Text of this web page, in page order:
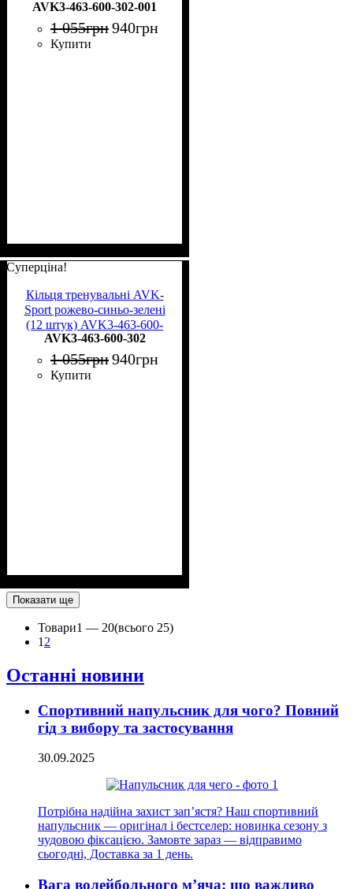
600-302-001
AVK3-463-600-302-001
1 055грн940грн
Купити
Суперціна!
Кільця тренувальні AVK-
Sport рожево-синьо-зелені
(12 штук) AVK3-463-600-
302
AVK3-463-600-302
1 055грн940грн
Купити
Показати ще
Товари1 — 20(всього 25)
1 2
Останні новини
Спортивний напульсник для чого? Повний
гід з вибору та застосування
30.09.2025
Потрібна надійна захист зап’ястя? Наш спортивний
напульсник — оригінал і бестселер: новинка сезону з
чудовою фіксацією. Замовте зараз — відправимо
сьогодні, Доставка за 1 день.
Вага волейбольного м’яча: що важливо